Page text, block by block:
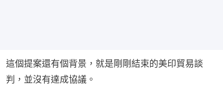
這個提案還有個背景，就是剛剛結束的美印貿易談
判，並沒有達成協議。